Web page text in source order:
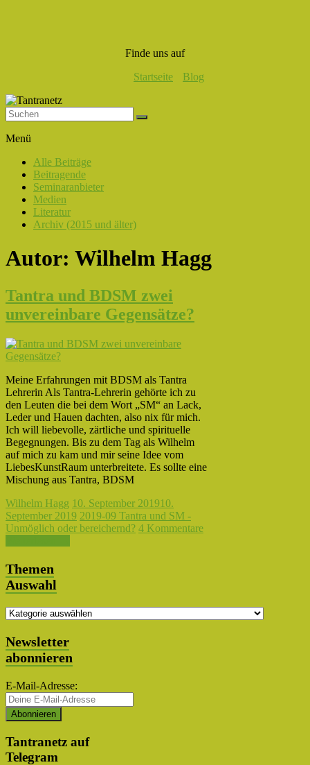
Finde uns auf
Startseite
Blog
Liebe,
Eros
Tantra
Menü
Alle Beiträge
Beitragende
Seminaranbieter
Medien
Literatur
Archiv (2015 und älter)
Autor: Wilhelm Hagg
Tantra und BDSM zwei
unvereinbare Gegensätze?
Meine Erfahrungen mit BDSM als Tantra
Lehrerin Als Tantra-Lehrerin gehörte ich zu
den Leuten die bei dem Wort „SM“ an Lack,
Leder und Hauen dachten, also nix für mich.
Ich will liebevolle, zärtliche und spirituelle
Begegnungen. Bis zu dem Tag als Wilhelm
auf mich zu kam und mir seine Idee vom
LiebesKunstRaum unterbreitete. Es sollte eine
Mischung aus Tantra, BDSM
Wilhelm Hagg 10. September 201910.
September 2019 2019-09 Tantra und SM -
Unmöglich oder bereichernd? 4 Kommentare
Themen
Auswahl
Themen
Newsletter
abonnieren
E-Mail-Adresse:
Tantranetz auf
Telegram